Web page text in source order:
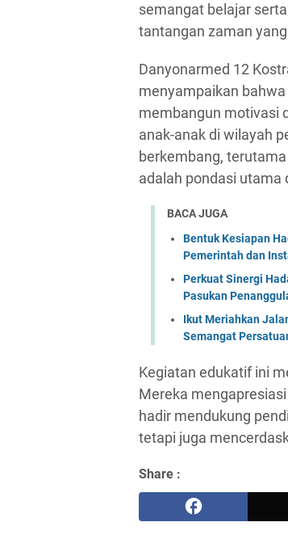
semangat belajar
tantangan zaman
Danyonarmed 12
menyampaikan
membangun motivasi
anak-anak di wilayah
berkembang,
adalah pondasi utama
BACA JUGA
Bentuk Kesiapan
Pemerintah dan
Perkuat Sinergi
Pasukan
Ikut Meriahkan
Semangat
Kegiatan edukatif ini
Mereka
hadir mendukung
tetapi juga
Share :